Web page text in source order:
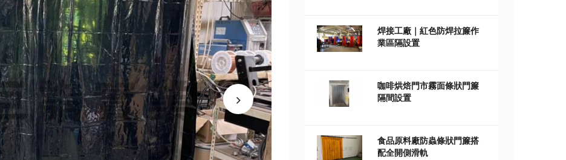
焊接工廠｜紅色防焊拉簾作
業區隔設置
咖啡烘焙門市霧面條狀門簾
隔間設置
食品原料廠防蟲條狀門簾搭
配全開側滑軌